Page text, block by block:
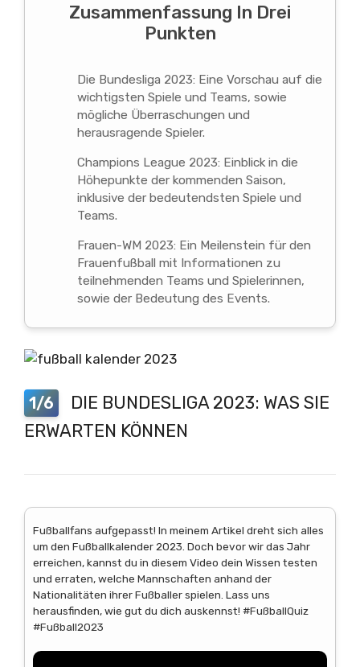
Zusammenfassung In Drei
Punkten
Die Bundesliga 2023: Eine Vorschau auf die
wichtigsten Spiele und Teams, sowie
mögliche Überraschungen und
herausragende Spieler.
Champions League 2023: Einblick in die
Höhepunkte der kommenden Saison,
inklusive der bedeutendsten Spiele und
Teams.
Frauen-WM 2023: Ein Meilenstein für den
Frauenfußball mit Informationen zu
teilnehmenden Teams und Spielerinnen,
sowie der Bedeutung des Events.
1/6
DIE BUNDESLIGA 2023: WAS SIE
ERWARTEN KÖNNEN
Fußballfans aufgepasst! In meinem Artikel dreht sich alles
um den Fußballkalender 2023. Doch bevor wir das Jahr
erreichen, kannst du in diesem Video dein Wissen testen
und erraten, welche Mannschaften anhand der
Nationalitäten ihrer Fußballer spielen. Lass uns
herausfinden, wie gut du dich auskennst! #FußballQuiz
#Fußball2023